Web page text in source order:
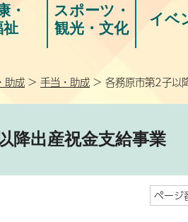
・
祉
スポーツ・
観光・文化
イベ
助成 > 手当・助成 > 各務原市第2子以
降出産祝金支給事業
ペー